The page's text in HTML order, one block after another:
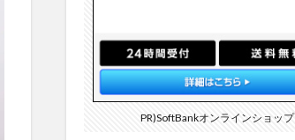
PR)SoftBankオンラインショップ